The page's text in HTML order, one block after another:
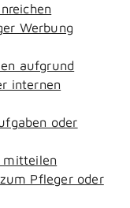
Werbung
aufgrund
internen
oder
mitteilen
Pfleger oder